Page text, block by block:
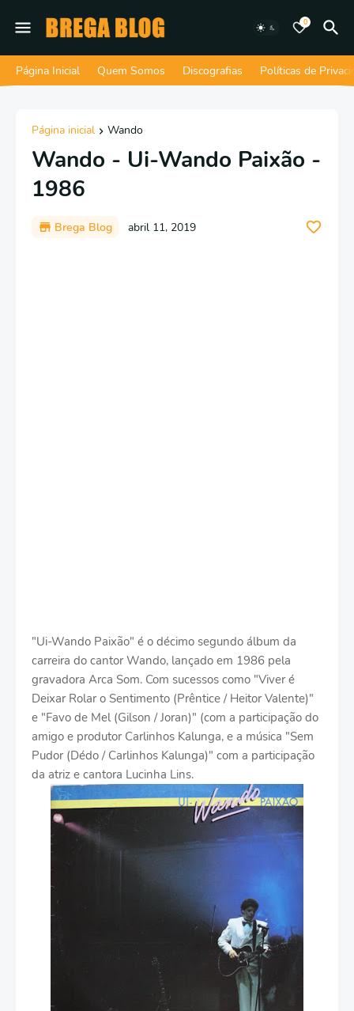
0
Página Inicial Quem Somos Discografias Políticas de
Página inicial Wando
Wando - Ui-Wando Paixão -
1986
Brega Blog abril 11, 2019
"Ui-Wando Paixão" é o décimo segundo álbum da
carreira do cantor Wando, lançado em 1986 pela
gravadora Arca Som. Com sucessos como "Viver é
Deixar Rolar o Sentimento (Prêntice / Heitor Valente)"
e "Favo de Mel (Gilson / Joran)" (com a participação do
amigo e produtor Carlinhos Kalunga, e a música "Sem
Pudor (Dédo / Carlinhos Kalunga)" com a participação
da atriz e cantora Lucinha Lins.